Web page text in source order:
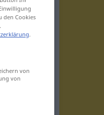
den Cookies
.
von
von